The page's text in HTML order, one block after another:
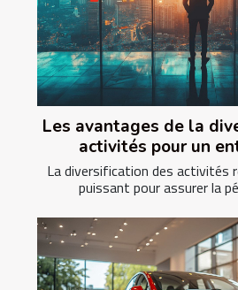
Les avantages de la
activités pour un
La diversification des activités
puissant pour assurer la